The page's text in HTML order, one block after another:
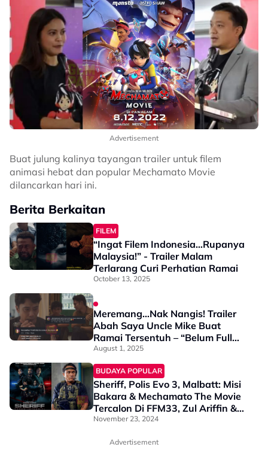
Advertisement
Buat julung kalinya tayangan trailer untuk filem
animasi hebat dan popular Mechamato Movie
dilancarkan hari ini.
Berita Berkaitan
FILEM
“Ingat Filem Indonesia…Rupanya
Malaysia!” - Trailer Malam
Terlarang Curi Perhatian Ramai
October 13, 2025
Meremang…Nak Nangis! Trailer
Abah Saya Uncle Mike Buat
Ramai Tersentuh – “Belum Full
Movie Lagi Ni…”
August 1, 2025
BUDAYA POPULAR
Sheriff, Polis Evo 3, Malbatt: Misi
Bakara & Mechamato The Movie
Tercalon Di FFM33, Zul Ariffin &
Shahiezy Sam Bersaing Dalam
November 23, 2024
Advertisement